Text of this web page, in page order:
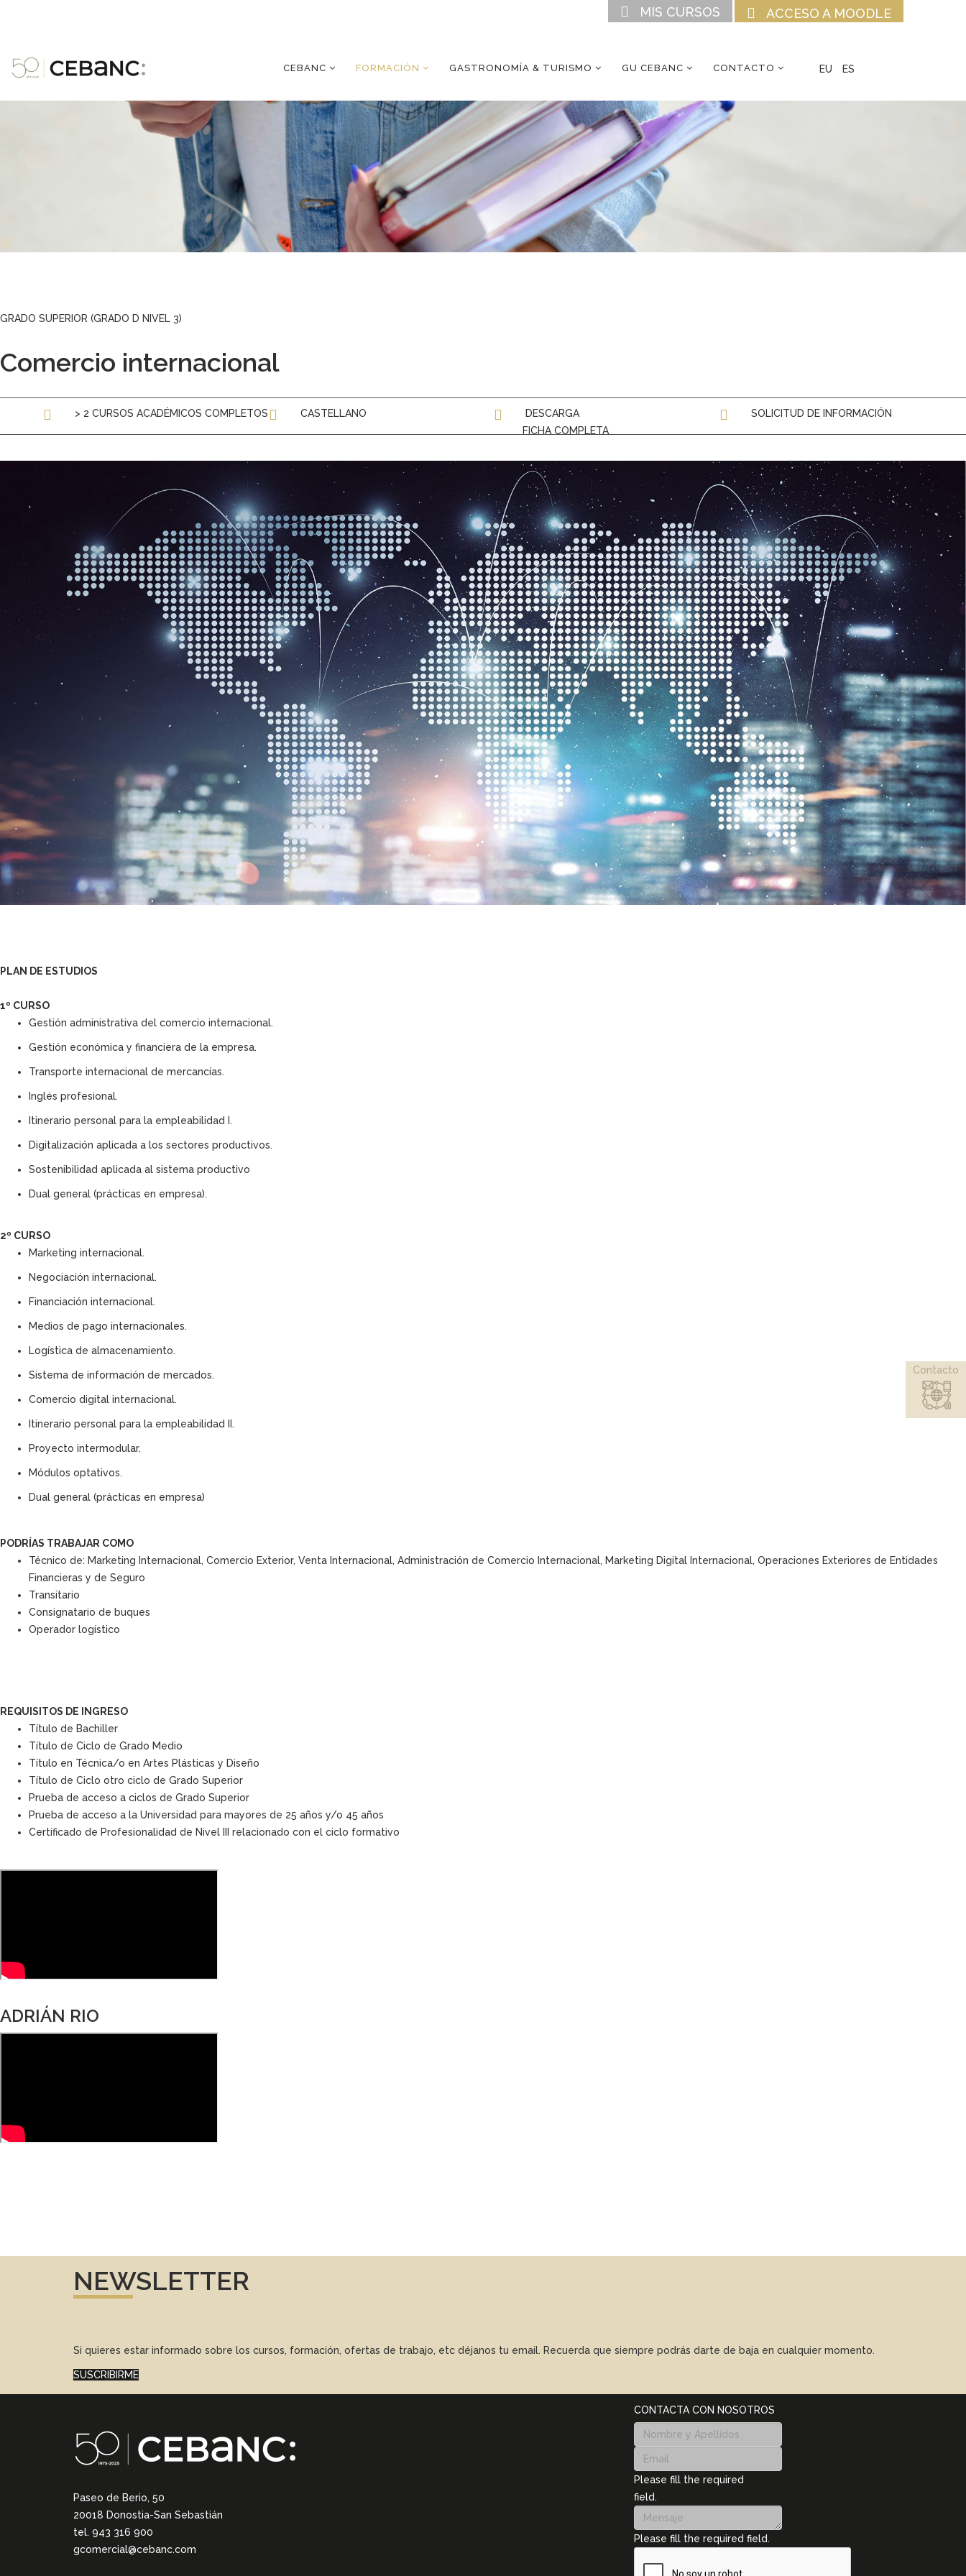
ACCESO A MOODLE
MIS CURSOS
CEBANC FORMACIÓN GASTRONOMÍA & TURISMO GU CEBANC CONTACTO EU ES
GRADO SUPERIOR (GRADO D NIVEL 3)
Comercio internacional
> 2 CURSOS ACADÉMICOS COMPLETOS CASTELLANO
DESCARGA
FICHA COMPLETA
SOLICITUD DE INFORMACIÓN
PLAN DE ESTUDIOS
1º CURSO
Gestión administrativa del comercio internacional.
Gestión económica y financiera de la empresa.
Transporte internacional de mercancías.
Inglés profesional.
Itinerario personal para la empleabilidad I.
Digitalización aplicada a los sectores productivos.
Sostenibilidad aplicada al sistema productivo
Dual general (prácticas en empresa).
2º CURSO
Marketing internacional.
Negociación internacional.
Financiación internacional.
Medios de pago internacionales.
Logística de almacenamiento.
Sistema de información de mercados.
Comercio digital internacional.
Itinerario personal para la empleabilidad II.
Proyecto intermodular.
Módulos optativos.
Dual general (prácticas en empresa)
PODRÍAS TRABAJAR COMO
Técnico de: Marketing Internacional, Comercio Exterior, Venta Internacional, Administración de Comercio Internacional, Marketing Digital Internacional, Operaciones Exteriores de Entidades
Financieras y de Seguro
Transitario
Consignatario de buques
Operador logístico
REQUISITOS DE INGRESO
Título de Bachiller
Título de Ciclo de Grado Medio
Título en Técnica/o en Artes Plásticas y Diseño
Título de Ciclo otro ciclo de Grado Superior
Prueba de acceso a ciclos de Grado Superior
Prueba de acceso a la Universidad para mayores de 25 años y/o 45 años
Certificado de Profesionalidad de Nivel III relacionado con el ciclo formativo
ADRIÁN RIO
NEWSLETTER
Si quieres estar informado sobre los cursos, formación, ofertas de trabajo, etc déjanos tu email. Recuerda que siempre podrás darte de baja en cualquier momento.
SUSCRIBIRME
Paseo de Berio, 50
20018 Donostia-San Sebastián
tel. 943 316 900
gcomercial@cebanc.com
CONTACTA CON NOSOTROS
Please fill the required
field.
Please fill the required field.
Contacto